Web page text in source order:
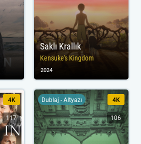
Saklı Krallık
Kensuke's Kingdom
2024
4K
117
Dublaj - Altyazı 4K
106